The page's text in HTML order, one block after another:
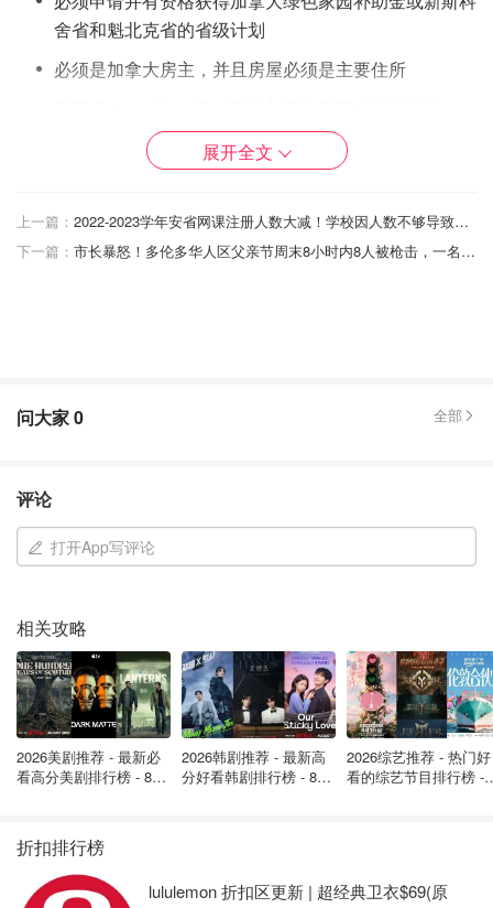
舍省和魁北克省的省级计划
必须是加拿大房主，并且房屋必须是主要住所
有良好的信用记录并且不属于：消费者提案、有序还债
计划、破产或同等的破产程序
符合条件的物业类型：
永久系泊的浮动房屋
本贷款不适用于以下情况：
能源顾问未推荐的改造
没有资格获得加拿大绿色家园补助金的改造
未包含在你的应用程序中的改造
贷款申请时间
申请加拿大绿色家园补助金的合格申请人。
展开全文
上一篇：
2022-2023学年安省网课注册人数大减！学校因人数不够导致开课困难，或将多年级合并上课！
下一篇：
市长暴怒！多伦多华人区父亲节周末8小时内8人被枪击，一名20岁青年当场死亡！
问大家0 全部
评论
打开App写评论
相关攻略
2026美剧推荐 - 最新必
看高分美剧排行榜 - 8月
2026韩剧推荐 - 最新高
分好看韩剧排行榜 - 8月
2026综艺推荐 - 热门好
看的综艺节目排行榜 -
折扣排行榜
lululemon 折扣区更新 | 超经典卫衣$69(原